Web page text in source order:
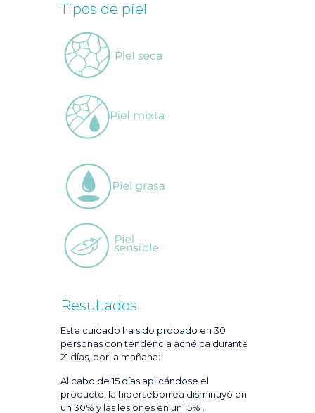
Tipos de piel
Resultados
Este cuidado ha sido probado en 30
personas con tendencia acnéica durante
21 días, por la mañana:
Al cabo de 15 días aplicándose el
producto, la hiperseborrea disminuyó en
un 30% y las lesiones en un 15% .